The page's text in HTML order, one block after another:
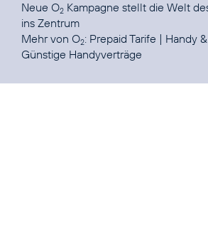
Neue O2 Kampagne stellt die Welt
ins Zentrum
Mehr von O2: Prepaid Tarife | Handy
Günstige Handyverträge